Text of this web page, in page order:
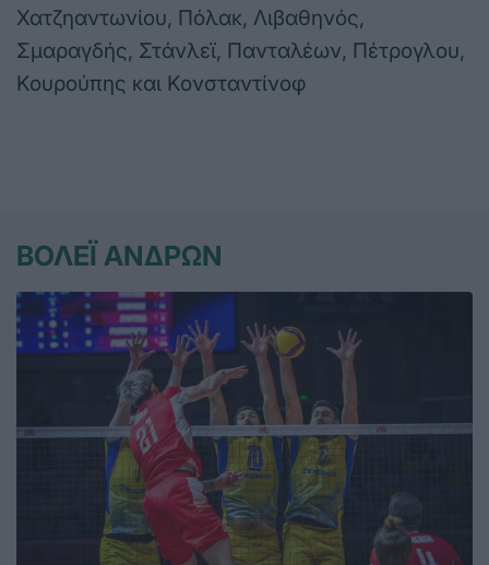
Χατζηαντωνίου, Πόλακ, Λιβαθηνός,
Σμαραγδής, Στάνλεϊ, Πανταλέων, Πέτρογλου,
Κουρούπης και Κονσταντίνοφ
ΒΟΛΕΪ ΑΝΔΡΩΝ